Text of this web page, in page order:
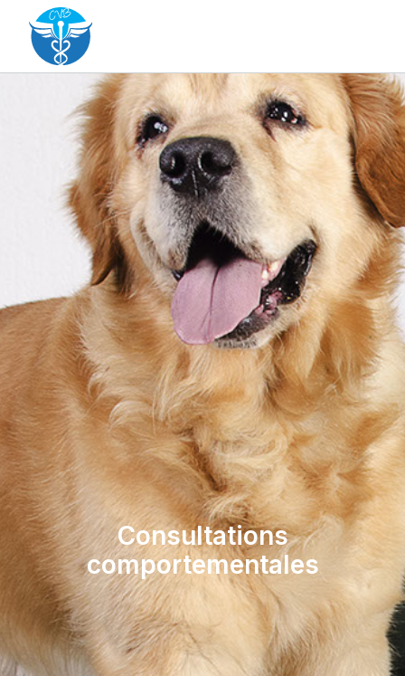
Consultations
comportementales